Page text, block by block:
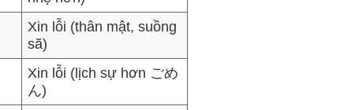
Xin lỗi (thân mật, suồng
sã)
Xin lỗi (lịch sự hơn ごめ
ん)